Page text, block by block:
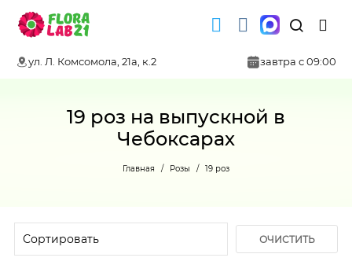
ул. Л. Комсомола, 21а, к.2 завтра с 09:00
19 роз на выпускной в
Чебоксарах
Главная Розы 19 роз
ОЧИСТИТЬ